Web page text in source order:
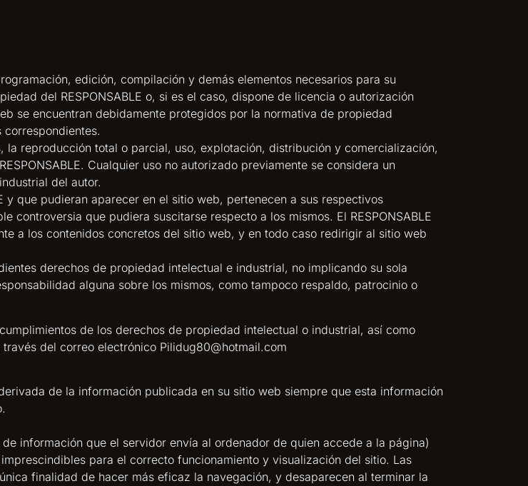
edición, compilación y demás elementos necesarios para su
del RESPONSABLE o, si es el caso, dispone de licencia o autorización
se encuentran debidamente protegidos por la normativa de propiedad
reproducción total o parcial, uso, explotación, distribución y comercialización,
Cualquier uso no autorizado previamente se considera un
del autor.
y que pudieran aparecer en el sitio web, pertenecen a sus respectivos
controversia que pudiera suscitarse respecto a los mismos. El RESPONSABLE
a los contenidos concretos del sitio web, y en todo caso redirigir al sitio web
derechos de propiedad intelectual e industrial, no implicando su sola
alguna sobre los mismos, como tampoco respaldo, patrocinio o
de los derechos de propiedad intelectual o industrial, así como
del correo electrónico Pilidug80@hotmail.com
de la información publicada en su sitio web siempre que esta información
información que el servidor envía al ordenador de quien accede a la página)
para el correcto funcionamiento y visualización del sitio. Las
finalidad de hacer más eficaz la navegación, y desaparecen al terminar la